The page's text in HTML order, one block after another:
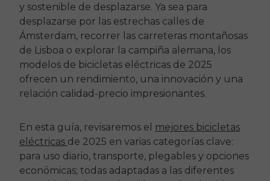
y sostenible de desplazarse. Ya sea para
desplazarse por las estrechas calles de
Ámsterdam, recorrer las carreteras montañosas
de Lisboa o explorar la campiña alemana, los
modelos de bicicletas eléctricas de 2025
ofrecen un rendimiento, una innovación y una
relación calidad-precio impresionantes.
En esta guía, revisaremos el
mejores bicicletas
eléctricas de 2025 en varias categorías clave:
para uso diario, transporte, plegables y opciones
económicas; todas adaptadas a las diferentes